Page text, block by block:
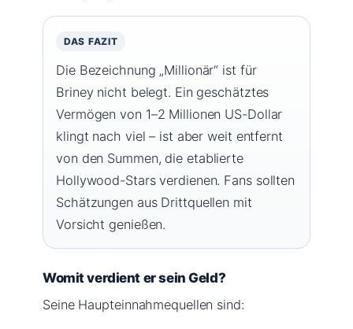
DAS FAZIT
Die Bezeichnung „Millionär“ ist für
Briney nicht belegt. Ein geschätztes
Vermögen von 1–2 Millionen US-Dollar
klingt nach viel – ist aber weit entfernt
von den Summen, die etablierte
Hollywood-Stars verdienen. Fans sollten
Schätzungen aus Drittquellen mit
Vorsicht genießen.
Womit verdient er sein Geld?
Seine Haupteinnahmequellen sind: